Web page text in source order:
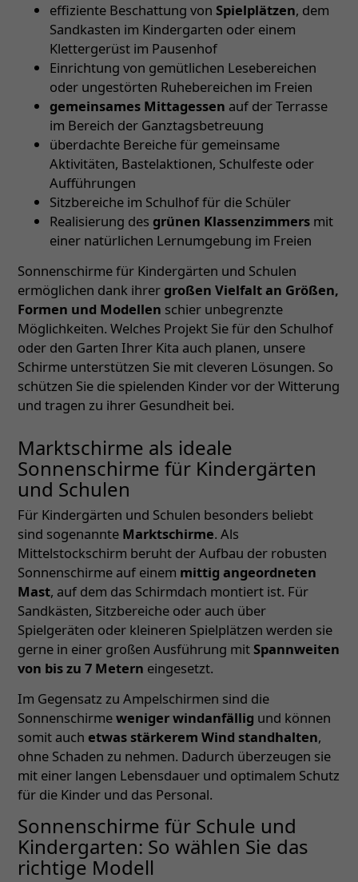
effiziente Beschattung von Spielplätzen, dem
Sandkasten im Kindergarten oder einem
Klettergerüst im Pausenhof
Einrichtung von gemütlichen Lesebereichen
oder ungestörten Ruhebereichen im Freien
gemeinsames Mittagessen auf der Terrasse
im Bereich der Ganztagsbetreuung
überdachte Bereiche für gemeinsame
Aktivitäten, Bastelaktionen, Schulfeste oder
Aufführungen
Sitzbereiche im Schulhof für die Schüler
Realisierung des grünen Klassenzimmers mit
einer natürlichen Lernumgebung im Freien
Sonnenschirme für Kindergärten und Schulen
ermöglichen dank ihrer großen Vielfalt an Größen,
Formen und Modellen schier unbegrenzte
Möglichkeiten. Welches Projekt Sie für den Schulhof
oder den Garten Ihrer Kita auch planen, unsere
Schirme unterstützen Sie mit cleveren Lösungen. So
schützen Sie die spielenden Kinder vor der Witterung
und tragen zu ihrer Gesundheit bei.
Marktschirme als ideale
Sonnenschirme für Kindergärten
und Schulen
Für Kindergärten und Schulen besonders beliebt
sind sogenannte Marktschirme. Als
Mittelstockschirm beruht der Aufbau der robusten
Sonnenschirme auf einem mittig angeordneten
Mast, auf dem das Schirmdach montiert ist. Für
Sandkästen, Sitzbereiche oder auch über
Spielgeräten oder kleineren Spielplätzen werden sie
gerne in einer großen Ausführung mitSpannweiten
von bis zu 7 Metern eingesetzt.
Im Gegensatz zu Ampelschirmen sind die
Sonnenschirmeweniger windanfällig und können
somit auch etwas stärkerem Wind standhalten,
ohne Schaden zu nehmen. Dadurch überzeugen sie
mit einer langen Lebensdauer und optimalem Schutz
für die Kinder und das Personal.
Sonnenschirme für Schule und
Kindergarten: So wählen Sie das
richtige Modell